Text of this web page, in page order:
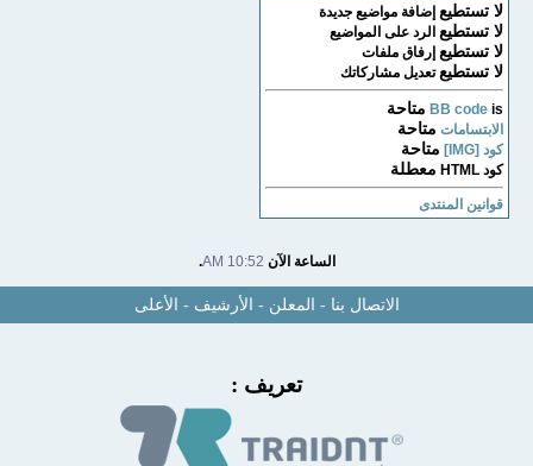
لا تستطيعإضافة مواضيع جديدة
لا تستطيعالرد على المواضيع
لا تستطيعإرفاق ملفات
لا تستطيعتعديل مشاركاتك
BB codeis متاحة
الابتسامات متاحة
كود [IMG] متاحة
كود HTML معطلة
قوانين المنتدى
الساعة الآن10:52 AM
.
الاتصال بنا-المعلن-الأرشيف -الأعلى
تعريف :